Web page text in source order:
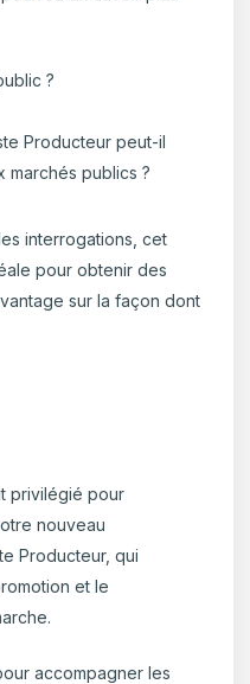
?
Producteur peut-il
marchés publics ?
interrogations, cet
pour obtenir des
sur la façon dont
privilégié pour
nouveau
Producteur, qui
et le
accompagner les